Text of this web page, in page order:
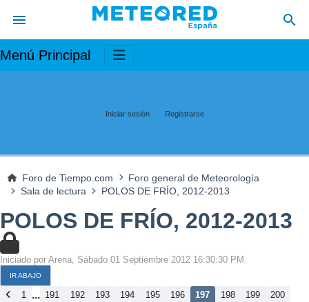
Menú Principal
Iniciar sesión Registrarse
Foro de Tiempo.com
Foro general de Meteorología
Sala de lectura
POLOS DE FRÍO, 2012-2013
POLOS DE FRÍO, 2012-2013
Iniciado por Arena, Sábado 01 Septiembre 2012 16:30:30 PM
IR ABAJO
1 ... 191 192 193 194 195 196 197 198 199
200